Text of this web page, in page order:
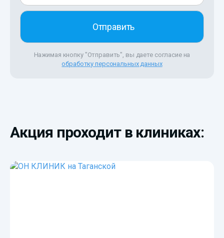
Нажимая кнопку "Отправить", вы даете согласие на
обработку персональных данных
Акция проходит в клиниках: